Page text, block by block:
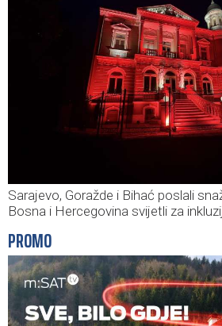
Sarajevo, Goražde i Bihać poslali
Bosna i Hercegovina svijetli za
PROMO